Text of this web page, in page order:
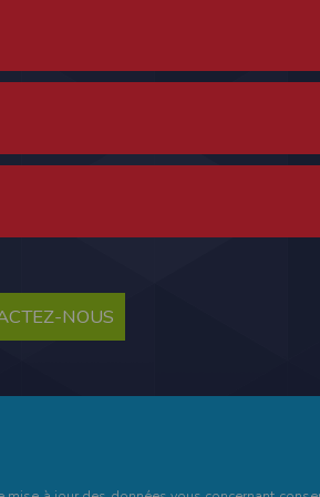
NOUS
tablette ou un smartphone.
été déclaré à la Commission Nationale de
fonctionnalités du site. Les données
web, et d'effectuer une localisation
vous nous transmettez volontairement